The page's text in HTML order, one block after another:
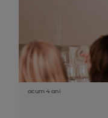
acum 4 ani